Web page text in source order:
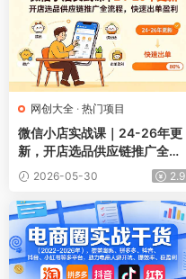
网创大全 · 热门项目
微信小店实战课｜24-26年更
新，开店选品供应链推广全流
程，快速出单盈利
2026-05-30 2.9